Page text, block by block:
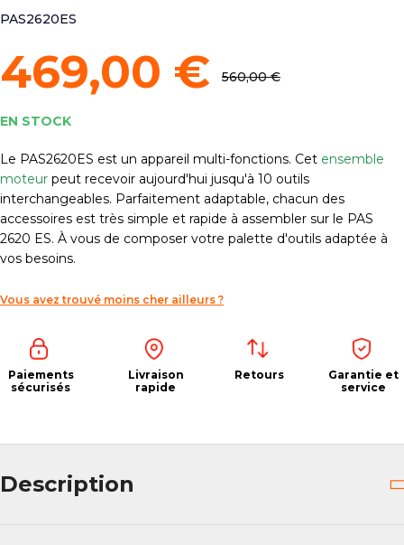
PAS2620ES
469,00 € 560,00 €
EN STOCK
Le PAS2620ES est un appareil multi-fonctions. Cet ensemble
moteur peut recevoir aujourd'hui jusqu'à 10 outils
interchangeables. Parfaitement adaptable, chacun des
accessoires est très simple et rapide à assembler sur le PAS
2620 ES. À vous de composer votre palette d'outils adaptée à
vos besoins.
Vous avez trouvé moins cher ailleurs ?
Paiements
sécurisés
Livraison
rapide
Retours
Garantie et
service
Description